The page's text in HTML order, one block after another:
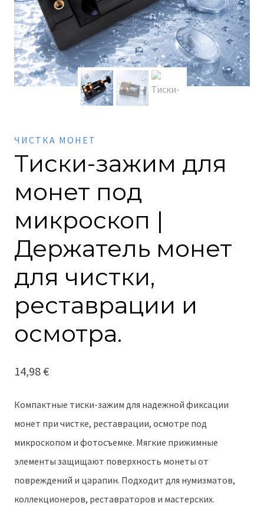
ЧИСТКА МОНЕТ
Тиски-зажим для
монет под
микроскоп |
Держатель монет
для чистки,
реставрации и
осмотра.
14,98€
Компактные тиски-зажим для надежной фиксации
монет при чистке, реставрации, осмотре под
микроскопом и фотосъемке. Мягкие прижимные
элементы защищают поверхность монеты от
повреждений и царапин. Подходит для нумизматов,
коллекционеров, реставраторов и мастерских.